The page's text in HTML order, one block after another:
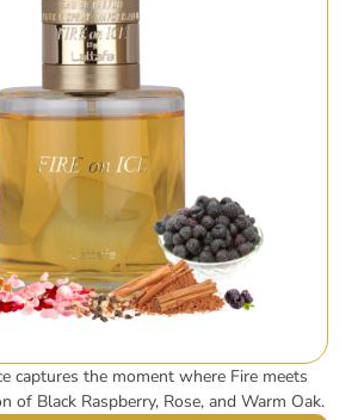
captures the moment where Fire meets
of Black Raspberry, Rose, and Warm Oak.